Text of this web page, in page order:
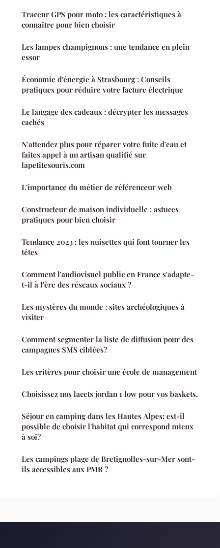
Traceur GPS pour moto : les caractéristiques à
connaître pour bien choisir
Les lampes champignons : une tendance en plein
essor
Économie d'énergie à Strasbourg : Conseils
pratiques pour réduire votre facture électrique
Le langage des cadeaux : décrypter les messages
cachés
N'attendez plus pour réparer votre fuite d'eau et
faites appel à un artisan qualifié sur
lapetitesouris.com
L'importance du métier de référenceur web
Constructeur de maison individuelle : astuces
pratiques pour bien choisir
Tendance 2023 : les nuisettes qui font tourner les
têtes
Comment l'audiovisuel public en France s'adapte-
t-il à l'ère des réseaux sociaux ?
Les mystères du monde : sites archéologiques à
visiter
Comment segmenter la liste de diffusion pour des
campagnes SMS ciblées?
Les critères pour choisir une école de management
Choisissez nos lacets jordan 1 low pour vos baskets.
Séjour en camping dans les Hautes Alpes: est-il
possible de choisir l'habitat qui correspond mieux
à soi?
Les campings plage de Bretignolles-sur-Mer sont-
ils accessibles aux PMR ?